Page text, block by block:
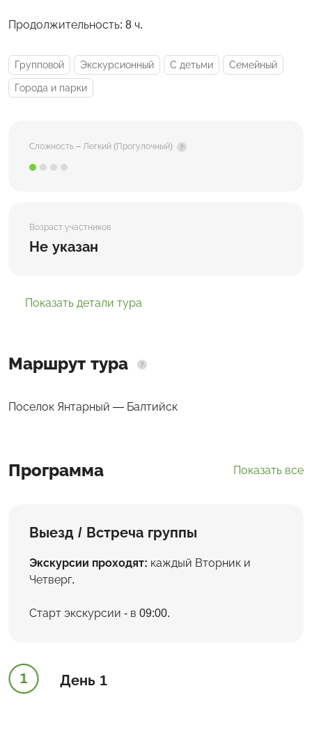
Продолжительность: 8 ч.
Групповой Экскурсионный С детьми Семейный
Города и парки
Сложность – Легкий (Прогулочный)
Возраст участников
Не указан
Показать детали тура
Маршрут тура
Поселок Янтарный — Балтийск
Программа Показать все
Выезд / Встреча группы
Экскурсии проходят: каждый Вторник и
Четверг.
Старт экскурсии - в 09:00.
1 День 1